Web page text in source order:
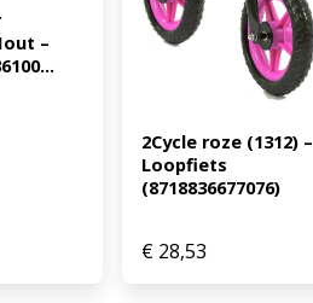
–
2Cycle roze (1312) –
Loopfiets
(8718836677076)
€28,53